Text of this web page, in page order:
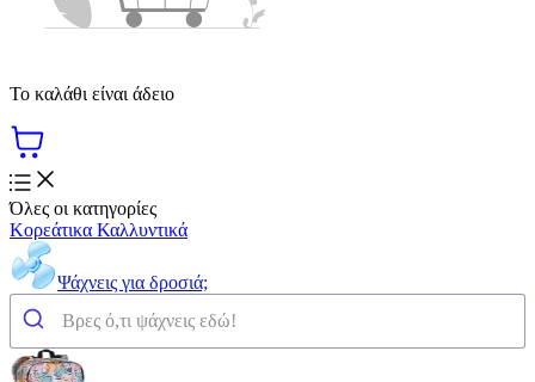
Το καλάθι είναι άδειο
Όλες οι κατηγορίες
Κορεάτικα Καλλυντικά
Ψάχνεις για δροσιά;